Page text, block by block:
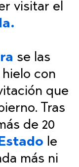
visitar el
se las
con
que
Tras
de 20
le
más ni